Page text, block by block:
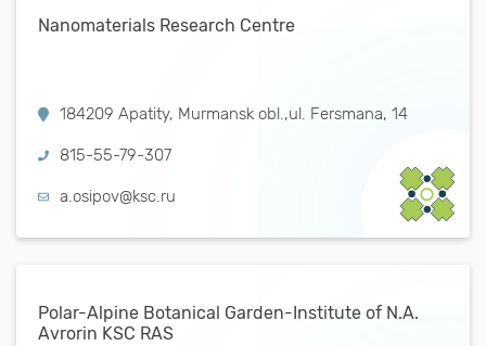
Nanomaterials Research Centre
184209 Apatity, Murmansk obl.,ul. Fersmana, 14
815-55-79-307
a.osipov@ksc.ru
Polar-Alpine Botanical Garden-Institute of N.A.
Avrorin KSC RAS